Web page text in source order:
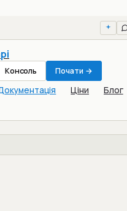
Ціни Блог
Консоль Почати →